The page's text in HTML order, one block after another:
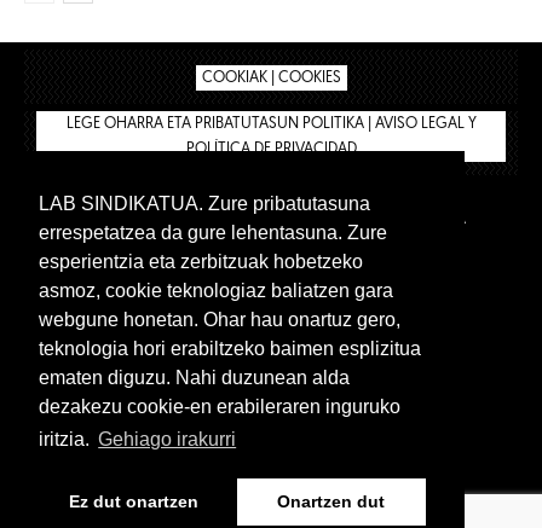
COOKIAK | COOKIES
LEGE OHARRA ETA PRIBATUTASUN POLITIKA | AVISO LEGAL Y
POLÍTICA DE PRIVACIDAD
BIZILAN.EUS
TIENDA
INTRANET 🔑
Euskera Castellano
www.lab.eus
Euskera Castellano
LAB SINDIKATUA. Zure pribatutasuna
errespetatzea da gure lehentasuna. Zure
esperientzia eta zerbitzuak hobetzeko
asmoz, cookie teknologiaz baliatzen gara
webgune honetan. Ohar hau onartuz gero,
teknologia hori erabiltzeko baimen esplizitua
ematen diguzu. Nahi duzunean alda
dezakezu cookie-en erabileraren inguruko
iritzia. Gehiago irakurri
Ez dut onartzen Onartzen dut